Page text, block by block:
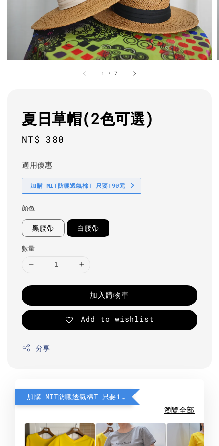
1 /7
夏日草帽(2色可選)
Regular
NT$ 380
適用優惠
加購 MIT防曬透氣棉T 只要190元
顏色
黑腰帶 白腰帶
數量
加入購物車
Add to wishlist
分享
加購 MIT防曬透氣棉T 只要190元
瀏覽全部